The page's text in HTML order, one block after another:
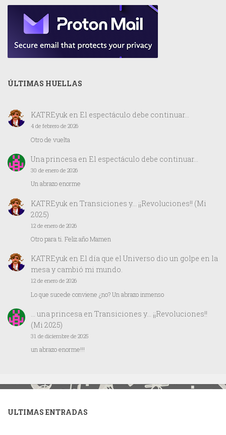
ÚLTIMAS HUELLAS
KATREyuken El espectáculo debe continuar…
4 de febrero de 2026
Otro de vuelta
Una princesaen El espectáculo debe continuar…
30 de enero de 2026
Un abrazo enorme
KATREyuk en Transiciones y… ¡¡Revoluciones!! (Mi
2025)
12 de enero de 2026
Otro para ti. Feliz año Mamen
KATREyuken El día que el Universo dio un golpe en la
mesa y cambió mi mundo.
12 de enero de 2026
Lo que sucede conviene ¿no? Un abrazo inmenso
… una princesaen Transiciones y… ¡¡Revoluciones!!
(Mi 2025)
31 de diciembre de 2025
un abrazo enorme!!!
ULTIMAS ENTRADAS